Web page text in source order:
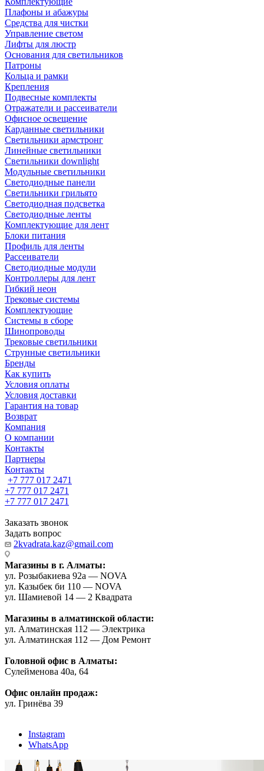
Плафоны и абажуры
Средства для чистки
Управление светом
Лифты для люстр
Основания для светильников
Патроны
Кольца и рамки
Крепления
Подвесные комплекты
Отражатели и рассеиватели
Офисное освещение
Карданные светильники
Светильники армстронг
Линейные светильники
Светильники downlight
Модульные светильники
Светодиодные панели
Светильники грильято
Светодиодная подсветка
Светодиодные ленты
Комплектующие для лент
Блоки питания
Профиль для ленты
Рассеиватели
Светодиодные модули
Контроллеры для лент
Гибкий неон
Трековые системы
Комплектующие
Системы в сборе
Шинопроводы
Трековые светильники
Струнные светильники
Бренды
Как купить
Условия оплаты
Условия доставки
Гарантия на товар
Возврат
Компания
О компании
Контакты
Партнеры
Контакты
+7 777 017 2471
+7 777 017 2471
+7 777 017 2471
Заказать звонок
Задать вопрос
2kvadrata.kaz@gmail.com
Магазины в г. Алматы:
ул. Розыбакиева 92а — NOVA
ул. Казыбек би 110 — NOVA
ул. Шамиевой 14 — 2 Квадрата
Магазины в алматинской области:
ул. Алматинская 112 — Электрика
ул. Алматинская 112 — Дом Ремонт
Головной офис в Алматы:
Сулейменова 40а, 64
Офис онлайн продаж:
ул. Гринёва 39
Instagram
WhatsApp